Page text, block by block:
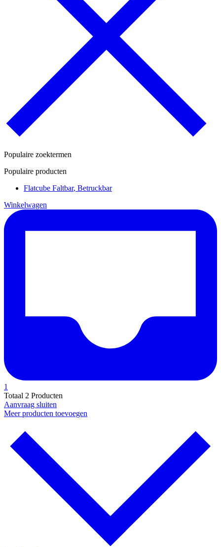
Populaire zoektermen
Populaire producten
Flatcube Faltbar, Betruckbar
Winkelwagen
1
Totaal 2 Producten
Aanvraag sluiten
Meer producten toevoegen